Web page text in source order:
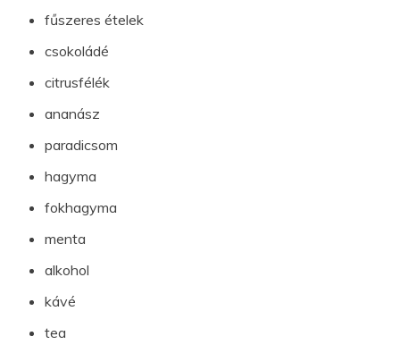
fűszeres ételek
csokoládé
citrusfélék
ananász
paradicsom
hagyma
fokhagyma
menta
alkohol
kávé
tea